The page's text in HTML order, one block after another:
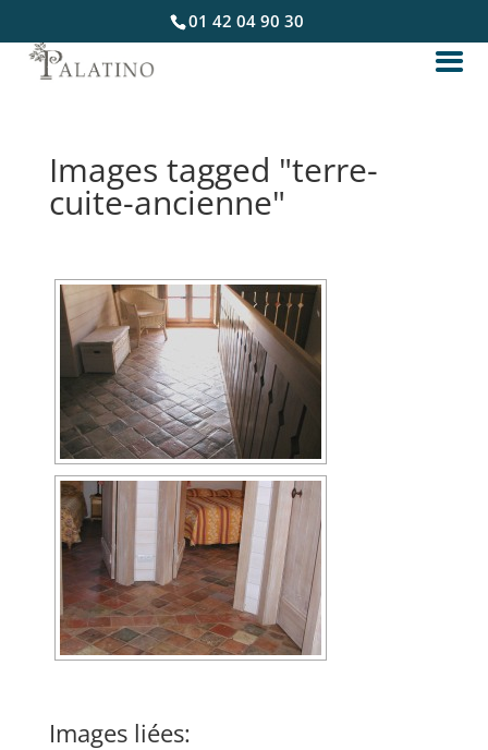
01 42 04 90 30
Images tagged "terre-
cuite-ancienne"
Images liées: